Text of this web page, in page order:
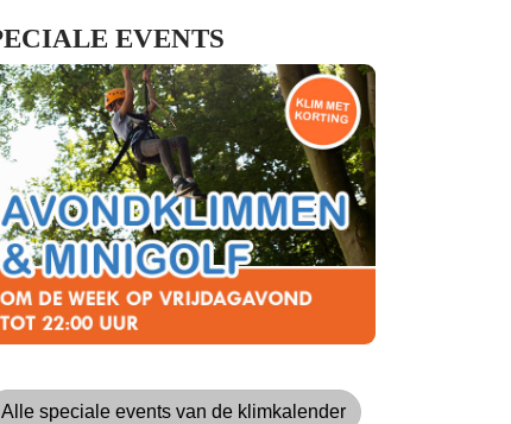
EVENTS
Alle speciale events van de klimkalender